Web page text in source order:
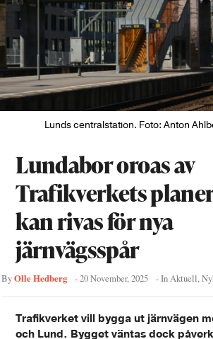
Lunds centralstation. Foto: Anton
Lundabor oroas av
Trafikverkets
kan rivas för nya
järnvägsspår
ByOlle Hedberg -20 November, 2025 - InAktuell,
Trafikverket vill bygga ut järnvägen
och Lund. Bygget väntas dock